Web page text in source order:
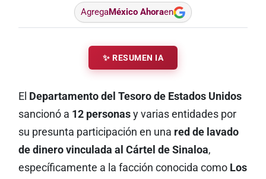
AgregaMéxico Ahoraen
✨ RESUMEN IA
El Departamento del Tesoro de Estados Unidos
sancionó a 12 personasy varias entidades por
su presunta participación en una red de lavado
de dinero vinculada al Cártel de Sinaloa,
específicamente a la facción conocida como Los